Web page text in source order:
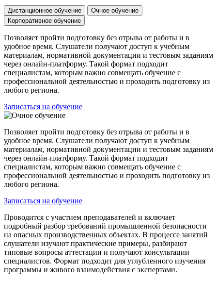
Дистанционное обучение
Очное обучение
Корпоративное обучение
Позволяет пройти подготовку без отрыва от работы и в
удобное время. Слушатели получают доступ к учебным
материалам, нормативной документации и тестовым заданиям
через онлайн-платформу. Такой формат подходит
специалистам, которым важно совмещать обучение с
профессиональной деятельностью и проходить подготовку из
любого региона.
Записаться на обучение
Позволяет пройти подготовку без отрыва от работы и в
удобное время. Слушатели получают доступ к учебным
материалам, нормативной документации и тестовым заданиям
через онлайн-платформу. Такой формат подходит
специалистам, которым важно совмещать обучение с
профессиональной деятельностью и проходить подготовку из
любого региона.
Записаться на обучение
Проводится с участием преподавателей и включает
подробный разбор требований промышленной безопасности
на опасных производственных объектах. В процессе занятий
слушатели изучают практические примеры, разбирают
типовые вопросы аттестации и получают консультации
специалистов. Формат подходит для углубленного изучения
программы и живого взаимодействия с экспертами.